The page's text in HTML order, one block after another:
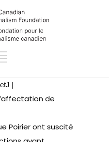
|
de
Poirier ont suscité